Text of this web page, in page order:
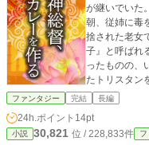
が継いでいた
朝、従姉に毒
捨された老女
子』と呼ばれ
ったものの、
たトリスタン
けるうちに、
16話 シンドラ
ジュが火刑に
ファンタジー 完結 長編
24h.ポイント 14pt
小説 30,821 位 / 228,833件